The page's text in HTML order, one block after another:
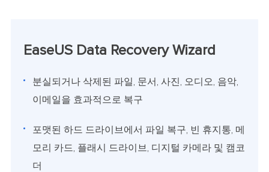
EaseUS Data Recovery Wizard
분실되거나 삭제된 파일, 문서, 사진, 오디오, 음악,
이메일을 효과적으로 복구
포맷된 하드 드라이브에서 파일 복구, 빈 휴지통, 메
모리 카드, 플래시 드라이브, 디지털 카메라 및 캠코
더